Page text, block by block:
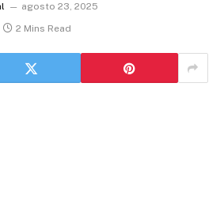
agosto 23, 2025
2 Mins Read